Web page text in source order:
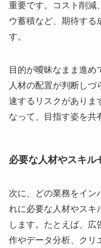
重要です。コスト削減
ウ蓄積など、期待する
す。
目的が曖昧なまま進め
人材の配置が判断し
速するリスクがありま
なって、目指す姿を共
必要な人材やスキル
次に、どの業務をイン
れに必要な人材やスキ
します。たとえば、
作やデータ分析、クリ